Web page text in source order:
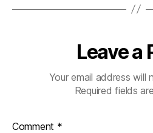
Leave a
Your email address will
Required fields
Comment *